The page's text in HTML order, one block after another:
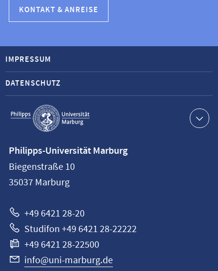
KONTAKT & ANREISE
Service-
Navigation
IMPRESSUM
DATENSCHUTZ
Philipps-
Universität
Marburg
Philipps-Universität Marburg
Biegenstraße 10
35037 Marburg
+49 6421 28-20
Studifon +49 6421 28-22222
+49 6421 28-22500
info@uni-marburg.de